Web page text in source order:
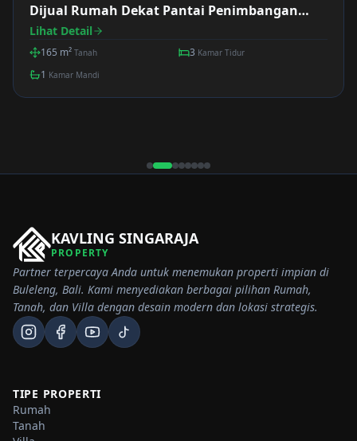
Dijual Rumah Dekat Pantai Penimbangan
Singaraja
Lihat Detail
165 m² Tanah 3 Kamar Tidur
1 Kamar Mandi
KAVLING SINGARAJA
PROPERTY
Partner terpercaya Anda untuk menemukan properti impian di
Buleleng, Bali. Kami menyediakan berbagai pilihan Rumah,
Tanah, dan Villa dengan desain modern dan lokasi strategis.
TIPE PROPERTI
Rumah
Tanah